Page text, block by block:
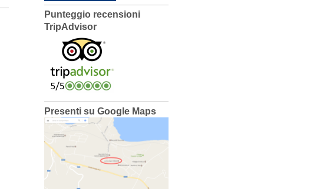
Punteggio recensioni
TripAdvisor
Presenti su Google Maps